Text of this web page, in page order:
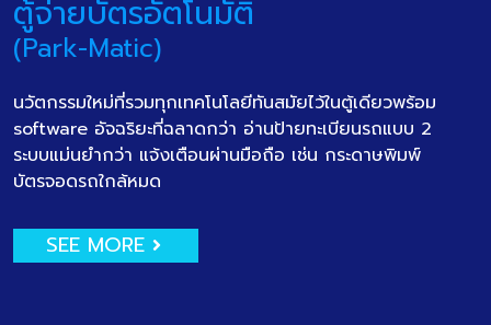
ตู้จ่ายบัตรอัตโนมัติ
(Park-Matic)
นวัตกรรมใหม่ที่รวมทุกเทคโนโลยีทันสมัยไว้ในตู้เดียวพร้อม
software อัจฉริยะที่ฉลาดกว่า อ่านป้ายทะเบียนรถแบบ 2
ระบบแม่นยำกว่า แจ้งเตือนผ่านมือถือ เช่น กระดาษพิมพ์
บัตรจอดรถใกล้หมด
SEE MORE